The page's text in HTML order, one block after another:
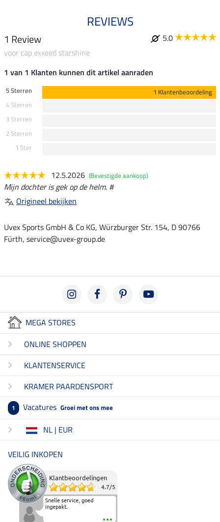
REVIEWS
1 Review
5.0
voor cap exxeed starshine
1 van 1 Klanten kunnen dit artikel aanraden
5 Sterren
1 Klantenbeoordeling
4 Sterren
3 Sterren
2 Sterren
1 Ster
12.5.2026 (Bevestigde aankoop)
Mijn dochter is gek op de helm. #
Origineel bekijken
Uvex Sports GmbH & Co KG, Würzburger Str. 154, D 90766
Fürth, service@uvex-group.de
MEGA STORES
ONLINE SHOPPEN
KLANTENSERVICE
KRAMER PAARDENSPORT
1 Vacatures Groei met ons mee
NL | EUR
VEILIG INKOPEN
Klantbeoordelingen
4.7/5
Snelle service, goed
ingepakt.